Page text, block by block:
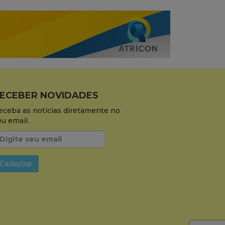
NOVIDADES
as notícias diretamente no
email.